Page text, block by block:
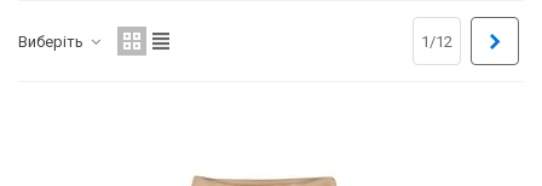
Виберіть 1/12